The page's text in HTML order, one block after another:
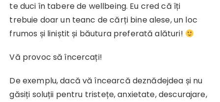
te duci în tabere de wellbeing. Eu cred că îți
trebuie doar un teanc de cărți bine alese, un loc
frumos și liniștit și băutura preferată alături!
Vă provoc să încercați!
De exemplu, dacă vă încearcă deznădejdea și nu
găsiți soluții pentru tristețe, anxietate, descurajare,